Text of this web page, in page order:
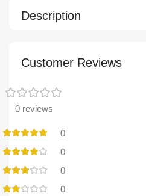
Description
Customer Reviews
0 reviews
0
0
0
0